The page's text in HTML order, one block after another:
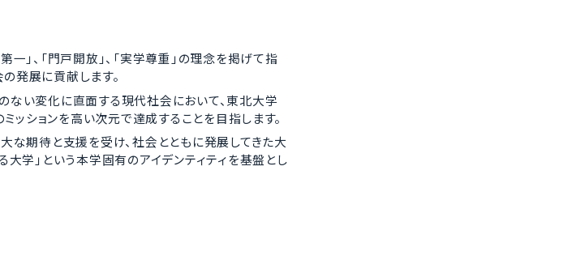
」、「門戸開放」、「実学尊重」の理念を掲げて指
発展に貢献します。
ない変化に直面する現代社会において、東北大学
ッションを高い次元で達成することを目指します。
な期待と支援を受け、社会とともに発展してきた大
学」という本学固有のアイデンティティを基盤とし